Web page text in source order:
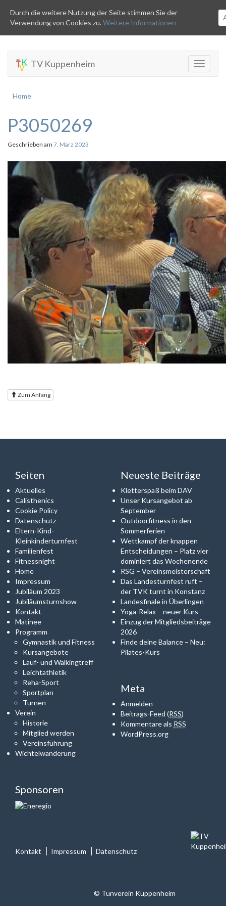
Toggle
TV Kuppenheim
Home
P3050269
Geschrieben am 7. März 2023
Zum Anfang
Seiten
Aktuelles
Calisthenics
Cookie Policy
Datenschutz
Eltern-Kind-
Kleinkinderturnfest
Familienfest
Fitnessnight
Home
Impressum
Jubiläum 2023
Jubiläumsturnshow
Kontakt
Matinee
Programm
Gymnastik und Fitness
Kursangebote
Lauf- und Walkingtreff
Leichtathletik
Reha-Sport
Sportplan
Turnen
Verein
Historie
Mitglied werden
Vereinsführung
Wichtelwanderung
Neueste Beiträge
Kletterspaß beim DAV
Unser Kursangebot ab
September
Outdoorfitness in den
Sommerferien
Wettkampf der knappen
Entscheidungen – Platz vier
dominiert das Wochenende
RSG – Vereinsmeisterschaft
Das Landesturnfest ruft –
der TVK turnt in Konstanz
Landesfinale in Überlingen
Yoga-Relax – neuer Kurs
Einzug der Mitgliedsbeiträge
2026
Finde deine Balance – Neu:
Pilates-Kurs
Meta
Anmelden
Beitrags-Feed (RSS)
Kommentare als RSS
WordPress.org
Sponsoren
Kontakt Impressum Datenschutz
© Tunverein Kuppenheim
Durch die weitere Nutzung der Seite stimmen Sie der
Verwendung von Cookies zu. Weitere Informationen